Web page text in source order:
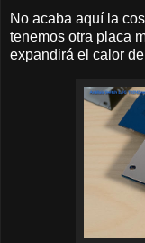
No acaba aquí la
tenemos otra placa
expandirá el calor